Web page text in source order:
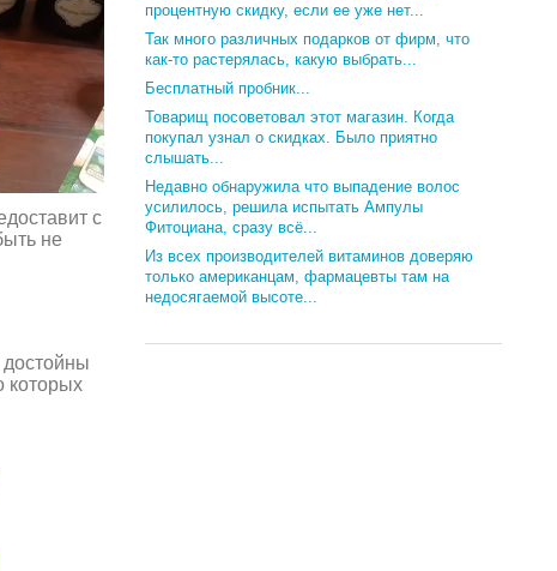
с
не
достойны
которых
процентную скидку, если ее уже нет...
Так много различных подарков от фирм, что
как-то растерялась, какую выбрать...
Бесплатный пробник...
Товарищ посоветовал этот магазин. Когда
покупал узнал о скидках. Было приятно
слышать...
Недавно обнаружила что выпадение волос
усилилось, решила испытать Ампулы
Фитоциана, сразу всё...
Из всех производителей витаминов доверяю
только американцам, фармацевты там на
недосягаемой высоте...